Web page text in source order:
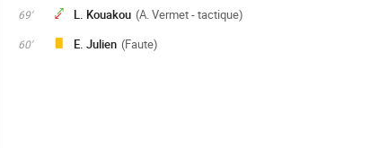
69' L. Kouakou (A. Vermet - tactique)
60' E. Julien (Faute)